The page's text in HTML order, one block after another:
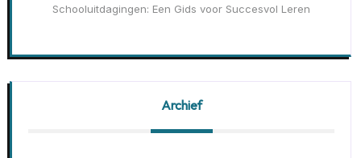
Schooluitdagingen: Een Gids voor Succesvol Leren
Archief